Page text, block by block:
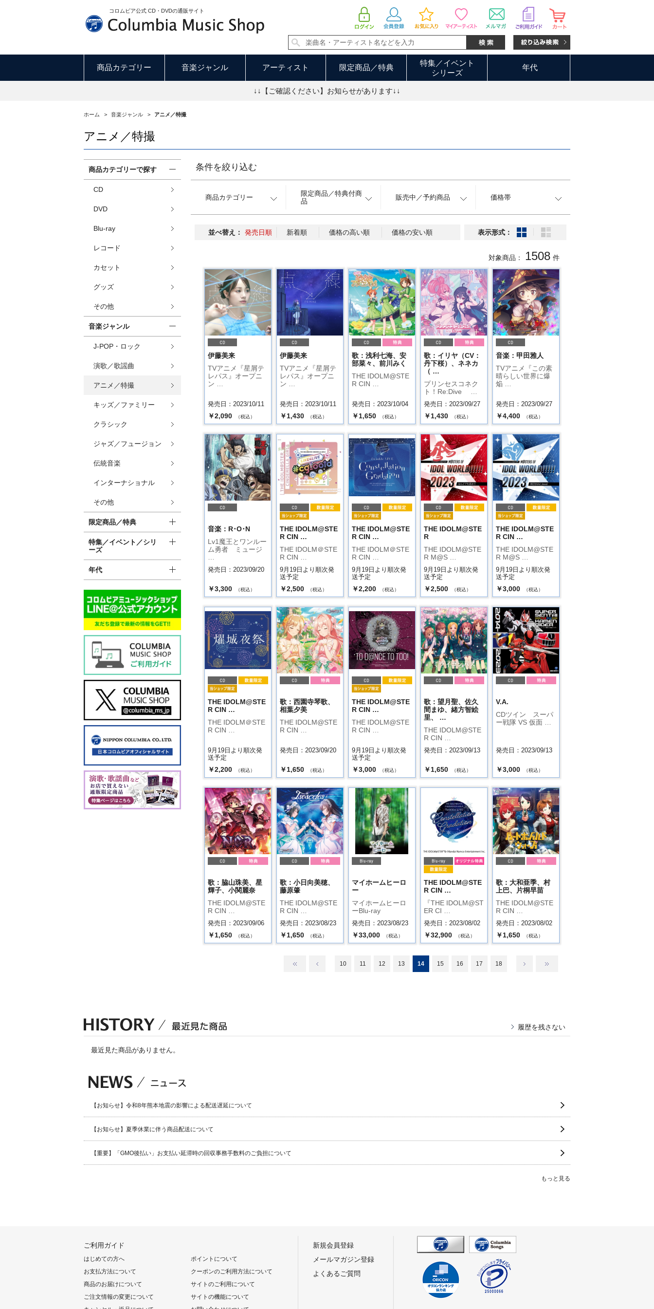
コロムビア公式 CD・DVDの通販サイト
商品カテゴリー 音楽ジャンル アーティスト 限定商品／特典
特集／イベント
シリーズ
年代
↓↓【ご確認ください】お知らせがあります↓↓
ホーム > 音楽ジャンル > アニメ／特撮
アニメ／特撮
条件を絞り込む
商品カテゴリー
限定商品／特典付商
品
販売中／予約商品 価格帯
並べ替え： 発売日順 新着順 価格の高い順 価格の安い順 表示形式：
対象商品： 1508 件
伊藤美来
TVアニメ『星屑テ
レパス』オープニ
ン …
発売日：2023/10/11
￥2,090 （税込）
伊藤美来
TVアニメ『星屑テ
レパス』オープニ
ン …
発売日：2023/10/11
￥1,430 （税込）
歌：浅利七海、安
部菜々、前川みく
THE IDOLM@STE
R CIN …
発売日：2023/10/04
￥1,650 （税込）
歌：イリヤ（CV：
丹下桜）、ネネカ
（ …
プリンセスコネク
ト！Re:Dive …
発売日：2023/09/27
￥1,430 （税込）
音楽：甲田雅人
TVアニメ『この素
晴らしい世界に爆
焔 …
発売日：2023/09/27
￥4,400 （税込）
音楽：R･O･N
Lv1魔王とワンルー
ム勇者 ミュージ
発売日：2023/09/20
￥3,300 （税込）
THE IDOLM@STE
R CIN …
THE IDOLM＠STE
R CIN …
9月19日より順次発
送予定
￥2,500 （税込）
THE IDOLM@STE
R CIN …
THE IDOLM＠STE
R CIN …
9月19日より順次発
送予定
￥2,200 （税込）
THE IDOLM@STE
R
THE IDOLM@STE
R M@S …
9月19日より順次発
送予定
￥2,500 （税込）
THE IDOLM@STE
R CIN …
THE IDOLM@STE
R M@S …
9月19日より順次発
送予定
￥3,000 （税込）
THE IDOLM@STE
R CIN …
THE IDOLM＠STE
R CIN …
9月19日より順次発
送予定
￥2,200 （税込）
歌：西園寺琴歌、
相葉夕美
THE IDOLM@STE
R CIN …
発売日：2023/09/20
￥1,650 （税込）
THE IDOLM@STE
R CIN …
THE IDOLM@STE
R CIN …
9月19日より順次発
送予定
￥3,000 （税込）
歌：望月聖、佐久
間まゆ、緒方智絵
里、 …
THE IDOLM@STE
R CIN …
発売日：2023/09/13
￥1,650 （税込）
V.A.
CDツイン スーパ
ー戦隊 VS 仮面 …
発売日：2023/09/13
￥3,000 （税込）
歌：脇山珠美、星
輝子、小関麗奈
THE IDOLM@STE
R CIN …
発売日：2023/09/06
￥1,650 （税込）
歌：小日向美穂、
藤原肇
THE IDOLM@STE
R CIN …
発売日：2023/08/23
￥1,650 （税込）
マイホームヒーロ
ー
マイホームヒーロ
ーBlu-ray
発売日：2023/08/23
￥33,000 （税込）
THE IDOLM@STE
R CIN …
『THE IDOLM@ST
ER CI …
発売日：2023/08/02
￥32,900 （税込）
歌：大和亜季、村
上巴、片桐早苗
THE IDOLM@STE
R CIN …
発売日：2023/08/02
￥1,650 （税込）
10 11 12 13 14 15 16 17 18
商品カテゴリーで探す
CD
DVD
Blu-ray
レコード
カセット
グッズ
その他
音楽ジャンル
J-POP・ロック
演歌／歌謡曲
アニメ／特撮
キッズ／ファミリー
クラシック
ジャズ／フュージョン
伝統音楽
インターナショナル
その他
限定商品／特典
特集／イベント／シリ
ーズ
年代
最近見た商品がありません。
履歴を残さない
【お知らせ】令和8年熊本地震の影響による配送遅延について
【お知らせ】夏季休業に伴う商品配送について
【重要】「GMO後払い」お支払い延滞時の回収事務手数料のご負担について
もっと見る
ご利用ガイド
はじめての方へ
お支払方法について
商品のお届けについて
ご注文情報の変更について
ポイントについて
クーポンのご利用方法について
サイトのご利用について
サイトの機能について
新規会員登録
メールマガジン登録
よくあるご質問